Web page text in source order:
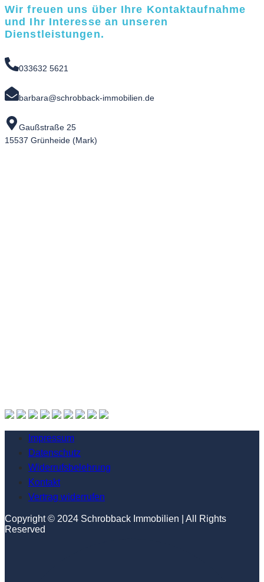
Wir freuen uns über Ihre Kontaktaufnahme
und Ihr Interesse an unseren
Dienstleistungen.
033632 5621
barbara@schrobback-immobilien.de
Gaußstraße 25
15537 Grünheide (Mark)
Impressum
Datenschutz
Widerrufsbelehrung
Kontakt
Vertrag widerrufen
Copyright © 2024 Schrobback Immobilien | All Rights
Reserved